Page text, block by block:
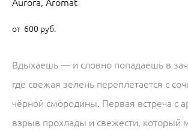
Aurora, Aromat
от 600 pуб.
Вдыхаешь — и словно попадаешь в
где свежая зелень переплетается с
чёрной смородины. Первая встреча с
взрыв прохлады и свежести, который